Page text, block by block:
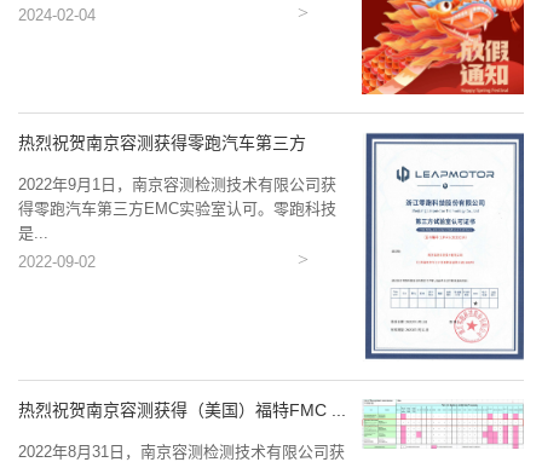
2024-02-04
热烈祝贺南京容测获得零跑汽车第三方
2022年9月1日，南京容测检测技术有限公司获
得零跑汽车第三方EMC实验室认可。零跑科技
是...
2022-09-02
热烈祝贺南京容测获得（美国）福特FMC ...
2022年8月31日，南京容测检测技术有限公司获